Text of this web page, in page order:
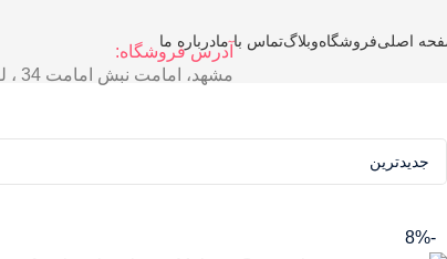
آدرس فروشگاه:
مشهد، امامت نبش امامت 34 ، لوازم آرایش مهرو
اصلیفروشگاهوبلاگتماس با مادرباره ما
-8%